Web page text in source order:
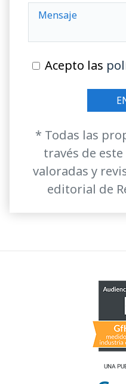
Acepto las
* Todas las
través de
valoradas y
editorial de
UNA